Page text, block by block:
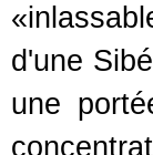
d'une
une